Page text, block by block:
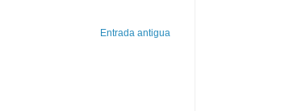
Entrada antigua